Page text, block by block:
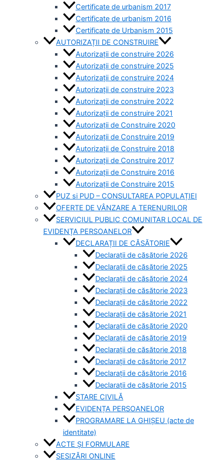
Certificate de urbanism 2017
Certificate de urbanism 2016
Certificate de Urbanism 2015
AUTORIZAȚII DE CONSTRUIRE
Autorizații de construire 2026
Autorizații de construire 2025
Autorizații de construire 2024
Autorizații de construire 2023
Autorizații de construire 2022
Autorizații de construire 2021
Autorizații de Construire 2020
Autorizații de Construire 2019
Autorizaţii de Construire 2018
Autorizaţii de Construire 2017
Autorizaţii de Construire 2016
Autorizaţii de Construire 2015
PUZ si PUD – CONSULTAREA POPULAȚIEI
OFERTE DE VÂNZARE A TERENURILOR
SERVICIUL PUBLIC COMUNITAR LOCAL DE
EVIDENȚA PERSOANELOR
DECLARAȚII DE CĂSĂTORIE
Declarații de căsătorie 2026
Declarații de căsătorie 2025
Declarații de căsătorie 2024
Declarații de căsătorie 2023
Declarații de căsătorie 2022
Declarații de căsătorie 2021
Declarații de căsătorie 2020
Declarații de căsătorie 2019
Declarații de căsătorie 2018
Declarații de căsătorie 2017
Declarații de căsătorie 2016
Declarații de căsătorie 2015
STARE CIVILĂ
EVIDENȚA PERSOANELOR
PROGRAMARE LA GHIȘEU (acte de
identitate)
ACTE ȘI FORMULARE
SESIZĂRI ONLINE